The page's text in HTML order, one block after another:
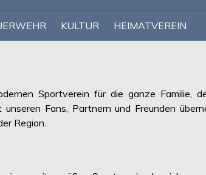
KULTUR HEIMATVEREIN
Sportverein für die ganze Familie,
Fans, Partnern und Freunden
Region.